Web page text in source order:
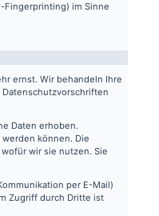
Fingerprinting) im Sinne
ernst. Wir behandeln Ihre
Daten erhoben.
können. Die
wir sie nutzen. Sie
per E-Mail)
Zugriff durch Dritte ist